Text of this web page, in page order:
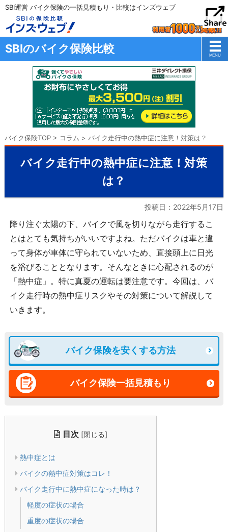
SBI運営 バイク保険の一括見積もり・比較はインズウェブ
SBIのバイク保険比較
バイク保険TOP> コラム > バイク走行中の熱中症に注意！対策は？
バイク走行中の熱中症に注意！対策
は？
投稿日： 2022年5月17日
降り注ぐ太陽の下、バイクで風を切りながら走行するこ
とはとても気持ちがいいですよね。ただバイクは車と違
って身体が車体に守られていないため、直接頭上に日光
を浴びることとなります。そんなときに心配されるのが
「熱中症」。特に真夏の運転は要注意です。今回は、バ
イク走行時の熱中症リスクやその対策について解説して
いきます。
バイク保険を安くする方法
バイク保険一括見積もり
目次 [閉じる]
熱中症とは
バイクの熱中症対策はコレ！
バイク走行中に熱中症になった時は？
軽度の症状の場合
重度の症状の場合